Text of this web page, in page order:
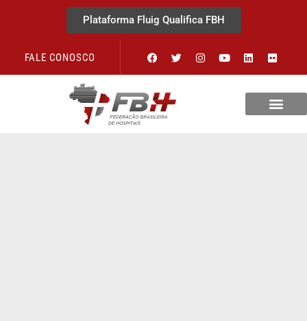
Plataforma Fluig Qualifica FBH
FALE CONOSCO